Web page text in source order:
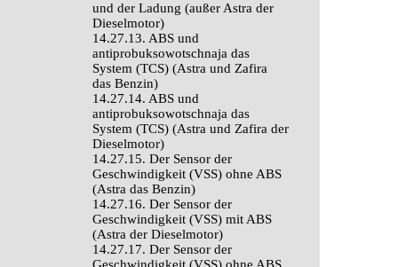
und der Ladung (außer Astra der
Dieselmotor)
14.27.13. ABS und
antiprobuksowotschnaja das
System (TCS) (Astra und Zafira
das Benzin)
14.27.14. ABS und
antiprobuksowotschnaja das
System (TCS) (Astra und Zafira der
Dieselmotor)
14.27.15. Der Sensor der
Geschwindigkeit (VSS) ohne ABS
(Astra das Benzin)
14.27.16. Der Sensor der
Geschwindigkeit (VSS) mit ABS
(Astra der Dieselmotor)
14.27.17. Der Sensor der